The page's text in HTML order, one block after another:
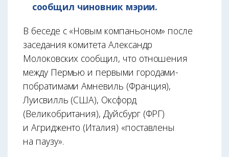
сообщил чиновник мэрии.
В беседе с «Новым компаньоном» после
заседания комитета Александр
Молоковских сообщил, что отношения
между Пермью и первыми городами-
побратимами Амневиль (Франция),
Луисвилль (США), Оксфорд
(Великобритания), Дуйсбург (ФРГ)
и Агридженто (Италия) «поставлены
на паузу».